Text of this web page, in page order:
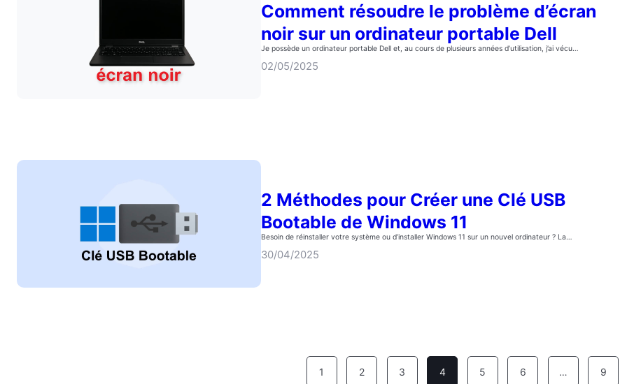
Comment résoudre le problème d’écran
noir sur un ordinateur portable Dell
Je possède un ordinateur portable Dell et, au cours de plusieurs années d’utilisation, j’ai vécu…
02/05/2025
2 Méthodes pour Créer une Clé USB
Bootable de Windows 11
Besoin de réinstaller votre système ou d’installer Windows 11 sur un nouvel ordinateur ? La…
30/04/2025
1 2 3 4 5 6 … 9